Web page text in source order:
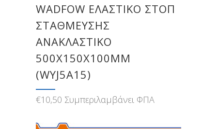
WADFOW ΕΛΑΣΤΙΚΟ ΣΤΟΠ
ΣΤΑΘΜΕΥΣΗΣ
ΑΝΑΚΛΑΣΤΙΚΟ
500Χ150Χ100MM
(WYJ5A15)
€10,50 Συμπεριλαμβάνει ΦΠΑ